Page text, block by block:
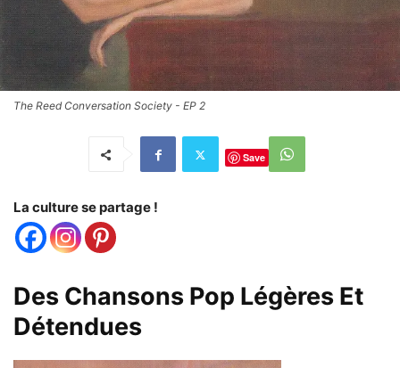
The Reed Conversation Society - EP 2
Save
La culture se partage !
Des Chansons Pop Légères Et
Détendues